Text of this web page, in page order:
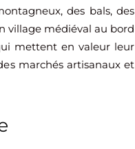
des bals, des
village médiéval au bord
mettent en valeur leur
marchés artisanaux et